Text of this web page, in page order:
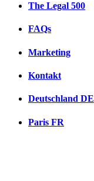
The Legal 500
FAQs
Marketing
Kontakt
Deutschland DE
Paris FR